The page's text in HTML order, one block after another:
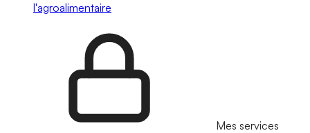
l'agroalimentaire
Mes services